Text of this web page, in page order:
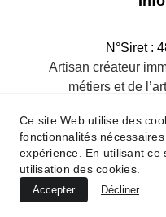
N°Siret :
Artisan créateur
métiers et de
Ce site Web utilise des
fonctionnalités
expérience. En utilisant ce
utilisation des cookies.
Accepter Décliner